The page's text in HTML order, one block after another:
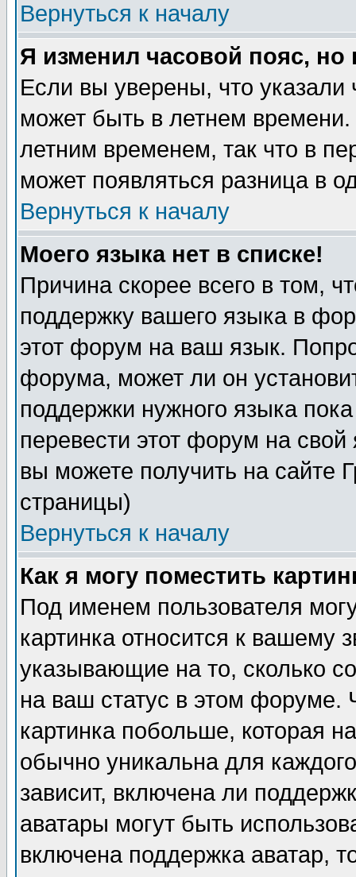
Вернуться к началу
Я изменил часовой пояс,
Если вы уверены, что указали
может быть в летнем
летним временем, так что в
может появляться разница в
Вернуться к началу
Моего языка нет в списке!
Причина скорее всего в том,
поддержку вашего языка в
этот форум на ваш язык.
форума, может ли он
поддержки нужного языка
перевести этот форум на
вы можете получить на сайте
страницы)
Вернуться к началу
Как я могу поместить
Под именем пользователя
картинка относится к вашему
указывающие на то, сколько
на ваш статус в этом форуме.
картинка побольше, которая
обычно уникальна для
зависит, включена ли
аватары могут быть
включена поддержка аватар,